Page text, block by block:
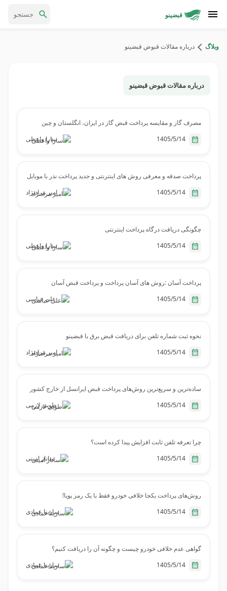
قبضینو
وبلاگ درباره مقالات قبوض قبضینو
درباره مقالات قبوض قبضینو
مصرف گاز و مقایسه پرداخت قبض گاز در ایران، انگلستان و چین
سارا واعظی
پرداخت صدقه و معرفی روش های اینترنتی و جدید پرداخت نذر با موبایل
امیر مرادنژاد
چگونگی دریافت درگاه پرداخت اینترنتی
سارا واعظی
پرداخت آسان :‌روش های آسان پرداخت و پرداخت قبض آسان
علی عباسی
نحوه ثبت شماره تلفن برای دریافت قبض برق با قبضینو
امیر مرادنژاد
ساده‌ترین و سریع‌ترین روش‌های پرداخت قبض ایرانسل از خارج کشور
طوبی لازمی
چرا تعرفه تلفن ثابت افزایش پیدا کرده است؟
ساناز امینی
روش‌های پرداخت یکجا خلافی خودرو فقط با یک رمز پویا!
سارینا عمادی
گواهی عدم خلافی خودرو چیست و چگونه آن را دریافت کنیم؟
سارینا عمادی